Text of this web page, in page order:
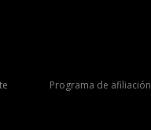
Programa de afiliación